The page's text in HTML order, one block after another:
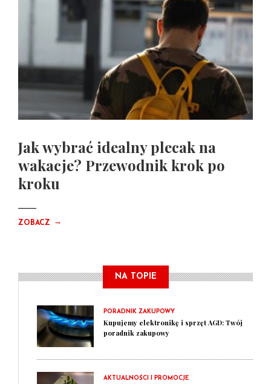
Jak wybrać idealny plecak na
wakacje? Przewodnik krok po
kroku
ZOBACZ →
NA TOPIE
PORADNIK ZAKUPOWY
Kupujemy elektronikę i sprzęt AGD: Twój
poradnik zakupowy
AKTUALNOŚCI I PROMOCJE